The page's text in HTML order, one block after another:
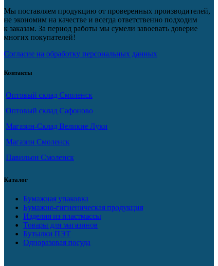
Мы поставляем продукцию от проверенных производителей,
не экономим на качестве и всегда ответственно подходим
к заказам. За период работы мы сумели завоевать доверие
многих покупателей!
Согласие на обработку персональных данных
Контакты
Оптовый склад Смоленск
Оптовый склад Сафоново
Магазин-Склад Великие Луки
Магазин Смоленск
Павильон Смоленск
Каталог
Бумажная упаковка
Бумажно-гигиеническая продукция
Изделия из пластмассы
Товары для магазинов
Бутылки ПЭТ
Одноразовая посуда